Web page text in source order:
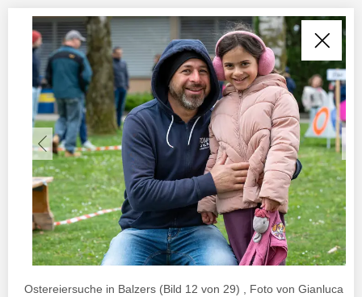
Ostereiersuche in Balzers (Bild 12 von 29) , Foto von Gianluca